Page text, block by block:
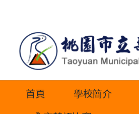
內
首頁 學校簡介